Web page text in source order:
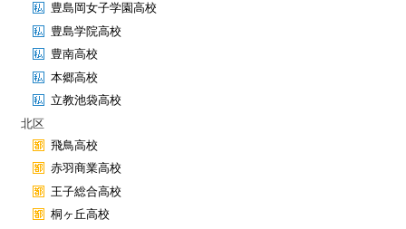
豊島岡女子学園高校
豊島学院高校
豊南高校
本郷高校
立教池袋高校
北区
飛鳥高校
赤羽商業高校
王子総合高校
桐ヶ丘高校